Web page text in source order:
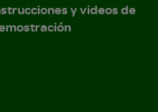
y videos de